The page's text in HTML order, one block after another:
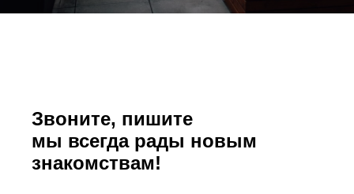
Звоните, пишите
мы всегда рады новым
знакомствам!